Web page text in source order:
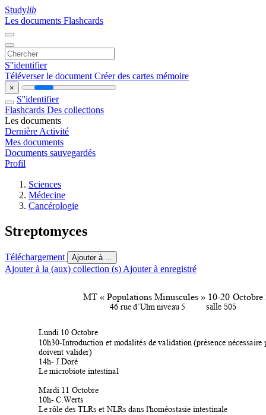
Studylib
Les documents Flashcards
S''identifier
Téléverser le document Créer des cartes mémoire
×
S''identifier
Flashcards Des collections
Les documents
Dernière Activité
Mes documents
Documents sauvegardés
Profil
Sciences
Médecine
Cancérologie
Streptomyces
Téléchargement Ajouter à ...
Ajouter à la (aux) collection (s) Ajouter à enregistré
MT « Populations Minuscules » 10-20 Octobre
46 rue d’Ulm niveau 5 salle 505
Lundi 10 Octobre
10h30-Introduction et modalités de validation (présence nécessaire
doivent valider)
14h- J.Doré
Le microbiote intestinal
Mardi 11 Octobre
10h- C.Werts
Le rôle des TLRs et NLRs dans l'homéostasie intestinale